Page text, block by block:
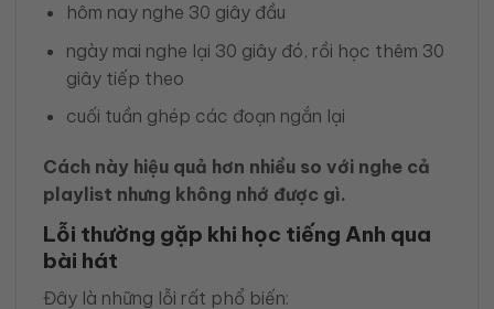
hôm nay nghe 30 giây đầu
ngày mai nghe lại 30 giây đó, rồi học thêm 30
giây tiếp theo
cuối tuần ghép các đoạn ngắn lại
Cách này hiệu quả hơn nhiều so với nghe cả
playlist nhưng không nhớ được gì.
Lỗi thường gặp khi học tiếng Anh qua
bài hát
Đây là những lỗi rất phổ biến: